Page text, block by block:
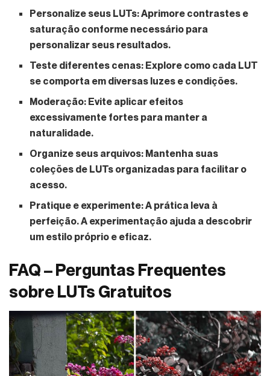
Personalize seus LUTs:Aprimore contrastes e
saturação conforme necessário para
personalizar seus resultados.
Teste diferentes cenas: Explore como cada LUT
se comporta em diversas luzes e condições.
Moderação: Evite aplicar efeitos
excessivamente fortes para manter a
naturalidade.
Organize seus arquivos: Mantenha suas
coleções de LUTs organizadas para facilitar o
acesso.
Pratique e experimente:A prática leva à
perfeição. A experimentação ajuda a descobrir
um estilo próprio e eficaz.
FAQ – Perguntas Frequentes
sobre LUTs Gratuitos